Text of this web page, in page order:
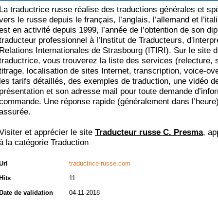
traductrice russe réalise des traductions générales et
le russe depuis le français, l’anglais, l’allemand et
en activité depuis 1999, l’année de l’obtention de son
professionnel à l’Institut de Traducteurs,
Internationales de Strasbourg (ITIRI). Sur le site
vous trouverez la liste des services (relecture,
localisation de sites Internet, transcription, voice-
tarifs détaillés, des exemples de traduction, une vidéo
et son adresse mail pour toute demande
Une réponse rapide (généralement dans
et apprécier le site Traducteur russe C. Presma,
la catégorie Traduction
traductrice-russe.com
11
de validation
04-11-2018